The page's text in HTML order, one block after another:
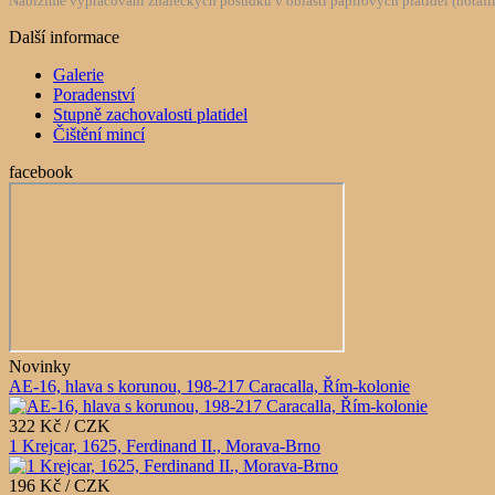
Další informace
Galerie
Poradenství
Stupně zachovalosti platidel
Čištění mincí
facebook
Novinky
AE-16, hlava s korunou, 198-217 Caracalla, Řím-kolonie
322 Kč / CZK
1 Krejcar, 1625, Ferdinand II., Morava-Brno
196 Kč / CZK